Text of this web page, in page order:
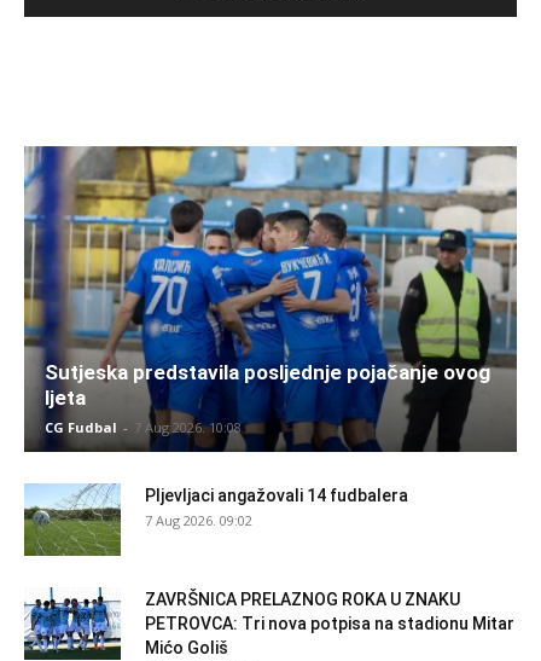
Sutjeska predstavila posljednje pojačanje ovog
ljeta
CG Fudbal - 7 Aug 2026. 10:08
Pljevljaci angažovali 14 fudbalera
7 Aug 2026. 09:02
ZAVRŠNICA PRELAZNOG ROKA U ZNAKU
PETROVCA: Tri nova potpisa na stadionu Mitar
Mićo Goliš